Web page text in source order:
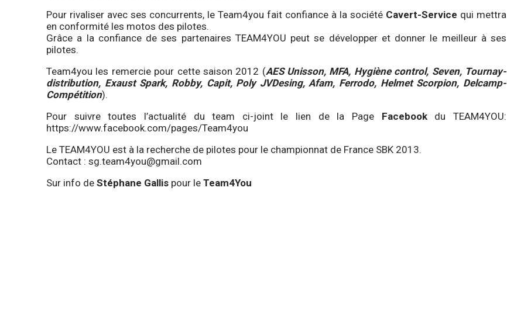
Pour rivaliser avec ses concurrents, le Team4you fait confiance à la société Cavert-Service qui mettra
en conformité les motos des pilotes.
Grâce a la confiance de ses partenaires TEAM4YOU peut se développer et donner le meilleur à ses
pilotes.
Team4you les remercie pour cette saison 2012 (AES Unisson, MFA, Hygiène control, Seven, Tournay-
distribution, Exaust Spark, Robby, Capit, Poly JVDesing, Afam, Ferrodo, Helmet Scorpion, Delcamp-
Compétition).
Pour suivre toutes l’actualité du team ci-joint le lien de la Page Facebookdu TEAM4YOU:
https://www.facebook.com/pages/Team4you
Le TEAM4YOU est à la recherche de pilotes pour le championnat de France SBK 2013.
Contact : sg.team4you@gmail.com
Sur info de Stéphane Gallis pour le Team4You